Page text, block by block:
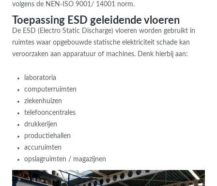
volgens de NEN-ISO 9001/ 14001 norm.
Toepassing ESD geleidende vloeren
De ESD (Electro Static Discharge) vloeren worden gebruikt in
ruimtes waar opgebouwde statische elektriciteit schade kan
veroorzaken aan apparatuur of machines. Denk hierbij aan:
laboratoria
computerruimten
ziekenhuizen
telefooncentrales
drukkerijen
productiehallen
accuruimten
opslagruimten / magazijnen